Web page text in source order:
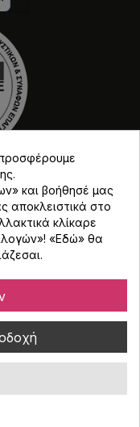
περιλαμβάνουν
και βοήθησέ μας
αποκλειστικά στο
κλίκαρε
«Εδώ» θα